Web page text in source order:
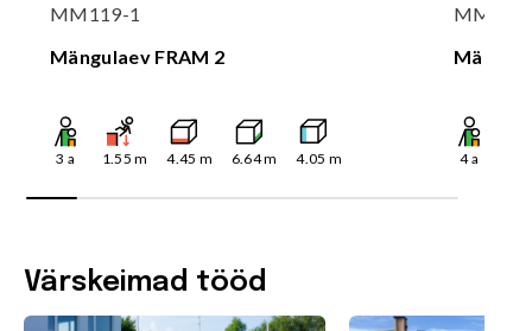
MM119-1
Mängulaev FRAM 2
3 a 1.55 m 4.45 m 6.64m 4.05 m
MM119
4a
Värskeimad tööd